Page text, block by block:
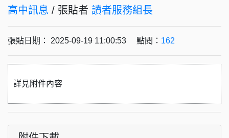
高中訊息 / 張貼者 讀者服務組長
張貼日期： 2025-09-19 11:00:53 點閱： 162
詳見附件內容